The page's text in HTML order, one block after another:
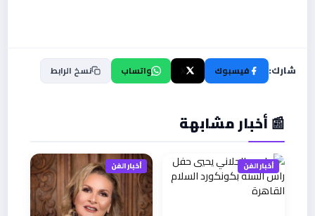
شارك: فيسبوك واتساب نسخ الرابط
📰 أخبار مشابهة
أخبار الفن أخبار الفن